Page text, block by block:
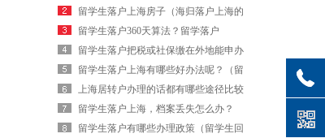
最多的专业）
留学生落户上海房子（海归落户上海的
条件）
留学生落户360天算法？留学落户
2026（北京留学生落户要求）
留学生落户把税或社保缴在外地能申办
么？（外地大学生在上海落户政策）
留学生落户上海有哪些好办法呢？（留
学生在上海落户口需要哪些条件）
上海居转户办理的话都有哪些途径比较
合适？（上海居转户流程及其每步的时
间）
留学生落户上海，档案丢失怎么办？
（上海留学生落户调档函）
留学生落户有哪些办理政策（留学生回